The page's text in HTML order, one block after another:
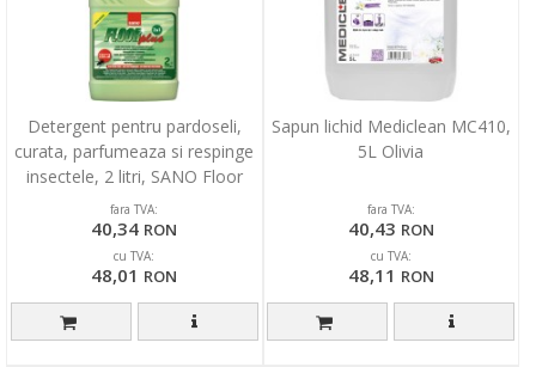
Detergent pentru pardoseli,
curata, parfumeaza si respinge
insectele, 2 litri, SANO Floor
Plus
fara TVA:
40,34 RON
cu TVA:
48,01 RON
Sapun lichid Mediclean MC410,
5L Olivia
fara TVA:
40,43 RON
cu TVA:
48,11 RON